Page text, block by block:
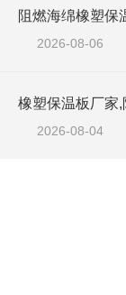
2026-08-06
2026-08-04